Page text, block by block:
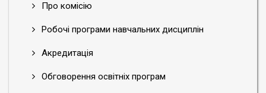
Про комісію
Робочі програми навчальних дисциплін
Акредитація
Обговорення освітніх програм